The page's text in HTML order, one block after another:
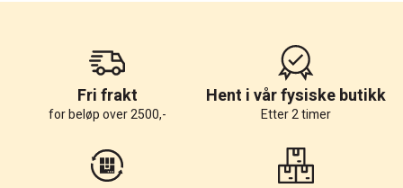
Fri frakt
for beløp over 2500,-
Hent i vår fysiske butikk
Etter 2 timer